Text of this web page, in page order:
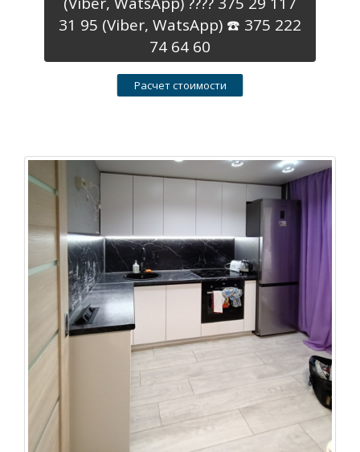
31 95 (Viber, WatsApp) ☎️ 375 222
74 64 60
Расчет стоимости